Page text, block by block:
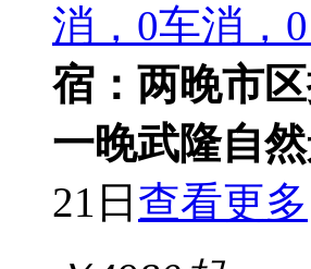
消，0车消，
宿：两晚市
一晚武隆自
21日 查看更多